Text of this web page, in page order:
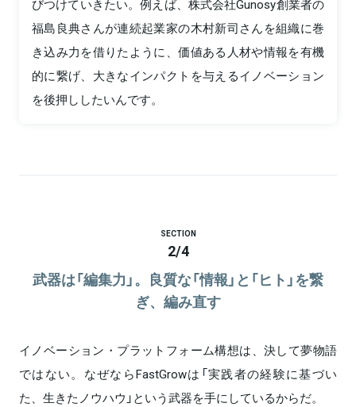
びつけていきたい。例えば、株式会社Gunosy創業者の
福島良典さんが連続起業家の木村新司さんを組織に巻
き込み力を借りたように、価値ある人材や情報を有機
的に繋げ、大きなインパクトを与えるイノベーション
を後押ししたいんです。
SECTION
2/4
武器は「編集力」。良質な「情報」と「ヒト」を繋
ぎ、編み直す
イノベーション・プラットフォーム構想は、決して夢物語
ではない。なぜならFastGrowは「実践者の経験に基づい
た、生きたノウハウ」という武器を手にしているからだ。